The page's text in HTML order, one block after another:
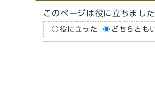
このページは役に立ちました
役に立った どちらとも